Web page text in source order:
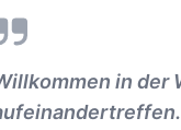
in der